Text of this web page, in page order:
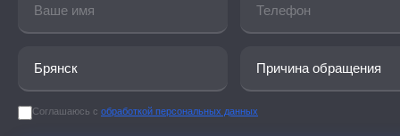
Соглашаюсь с обработкой персональных данных